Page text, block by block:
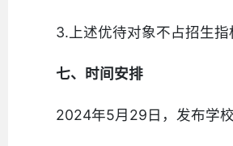
3.上述优待对象不占招生指
七、时间安排
2024年5月29日，发布学